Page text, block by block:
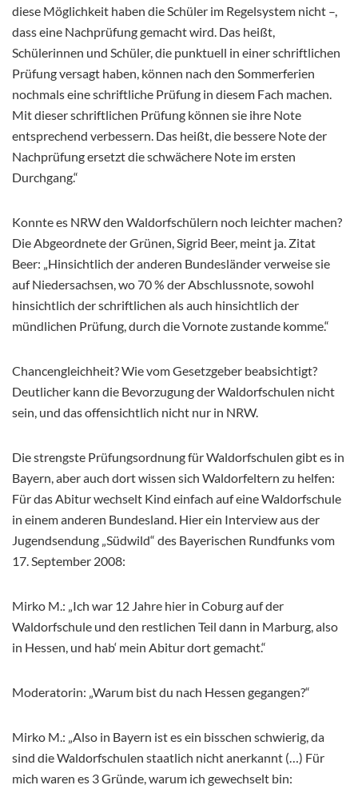
diese Möglichkeit haben die Schüler im Regelsystem nicht –,
dass eine Nachprüfung gemacht wird. Das heißt,
Schülerinnen und Schüler, die punktuell in einer schriftlichen
Prüfung versagt haben, können nach den Sommerferien
nochmals eine schriftliche Prüfung in diesem Fach machen.
Mit dieser schriftlichen Prüfung können sie ihre Note
entsprechend verbessern. Das heißt, die bessere Note der
Nachprüfung ersetzt die schwächere Note im ersten
Durchgang.“
Konnte es NRW den Waldorfschülern noch leichter machen?
Die Abgeordnete der Grünen, Sigrid Beer, meint ja. Zitat
Beer: „Hinsichtlich der anderen Bundesländer verweise sie
auf Niedersachsen, wo 70 % der Abschlussnote, sowohl
hinsichtlich der schriftlichen als auch hinsichtlich der
mündlichen Prüfung, durch die Vornote zustande komme.“
Chancengleichheit? Wie vom Gesetzgeber beabsichtigt?
Deutlicher kann die Bevorzugung der Waldorfschulen nicht
sein, und das offensichtlich nicht nur in NRW.
Die strengste Prüfungsordnung für Waldorfschulen gibt es in
Bayern, aber auch dort wissen sich Waldorfeltern zu helfen:
Für das Abitur wechselt Kind einfach auf eine Waldorfschule
in einem anderen Bundesland. Hier ein Interview aus der
Jugendsendung „Südwild“ des Bayerischen Rundfunks vom
17. September 2008:
Mirko M.: „Ich war 12 Jahre hier in Coburg auf der
Waldorfschule und den restlichen Teil dann in Marburg, also
in Hessen, und hab‘ mein Abitur dort gemacht.“
Moderatorin: „Warum bist du nach Hessen gegangen?“
Mirko M.: „Also in Bayern ist es ein bisschen schwierig, da
sind die Waldorfschulen staatlich nicht anerkannt (…) Für
mich waren es 3 Gründe, warum ich gewechselt bin: